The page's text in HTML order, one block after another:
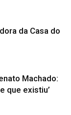
da Casa do
Machado:
que existiu’